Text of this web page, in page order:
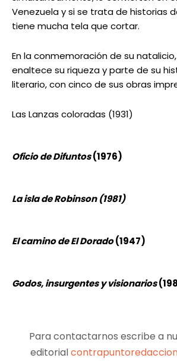
Venezuela y si se trata de historias
tiene mucha tela que cortar.
En la conmemoración de su natalicio,
enaltece su riqueza y parte de su
literario, con cinco de sus obras
Las Lanzas coloradas (1931)
Oficio de Difuntos(1976)
La isla de Robinson (1981)
El camino de El Dorado(1947)
Godos, insurgentes y visionarios
Para contactarnos escribe a
editorial